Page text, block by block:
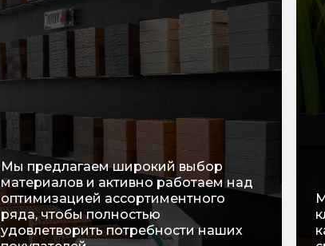
Мы очень ценим время наших
клиентов, оперативно обрабатываем
каждую заявку и строго соблюдаем